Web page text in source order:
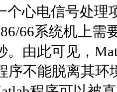
个心电信号处理
66系统机上需
。由此可见，
不能脱离其环